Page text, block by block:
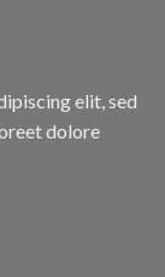
elit, sed
dolore